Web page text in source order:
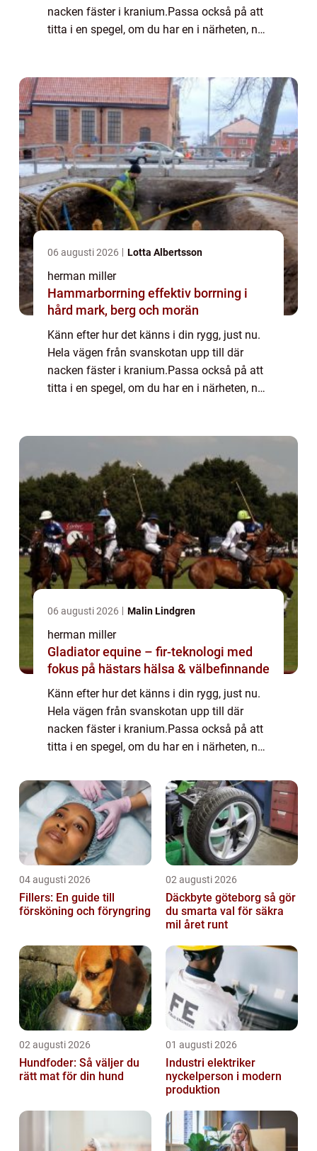
nacken fäster i kranium.Passa också på att
titta i en spegel, om du har en i närheten, när
06 augusti 2026 Lotta Albertsson
herman miller
Hammarborrning effektiv borrning i
hård mark, berg och morän
Känn efter hur det känns i din rygg, just nu.
Hela vägen från svanskotan upp till där
nacken fäster i kranium.Passa också på att
titta i en spegel, om du har en i närheten, när
06 augusti 2026 Malin Lindgren
herman miller
Gladiator equine – fir-teknologi med
fokus på hästars hälsa & välbefinnande
Känn efter hur det känns i din rygg, just nu.
Hela vägen från svanskotan upp till där
nacken fäster i kranium.Passa också på att
titta i en spegel, om du har en i närheten, när
04 augusti 2026
Fillers: En guide till
försköning och föryngring
02 augusti 2026
Däckbyte göteborg så gör
du smarta val för säkra
mil året runt
02 augusti 2026
Hundfoder: Så väljer du
rätt mat för din hund
01 augusti 2026
Industri elektriker
nyckelperson i modern
produktion